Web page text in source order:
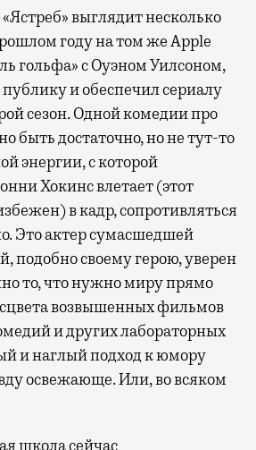
выглядит несколько
году на том же Apple
гольфа» с Оуэном Уилсоном,
и обеспечил сериалу
сезон. Одной комедии про
быть достаточно, но не тут-то
энергии, с которой
Хокинс влетает (этот
в кадр, сопротивляться
Это актер сумасшедшей
подобно своему герою, уверен
то, что нужно миру прямо
возвышенных фильмов
и других лабораторных
и наглый подход к юмору
освежающе. Или, во всяком
школа сейчас